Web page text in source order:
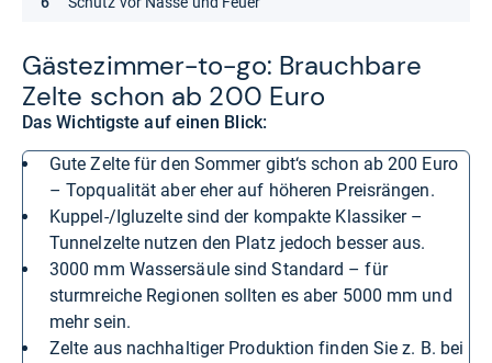
Gäs­te­zim­mer-​to-​go: Brauch­bare
Zelte schon ab 200 Euro
Das Wichtigste auf einen Blick:
Gute Zelte für den Sommer gibt‘s schon ab 200 Euro
– Topqualität aber eher auf höheren Preisrängen.
Kuppel-/Igluzelte sind der kompakte Klassiker –
Tunnelzelte nutzen den Platz jedoch besser aus.
3000 mm Wassersäule sind Standard – für
sturmreiche Regionen sollten es aber 5000 mm und
mehr sein.
Zelte aus nachhaltiger Produktion finden Sie z. B. bei